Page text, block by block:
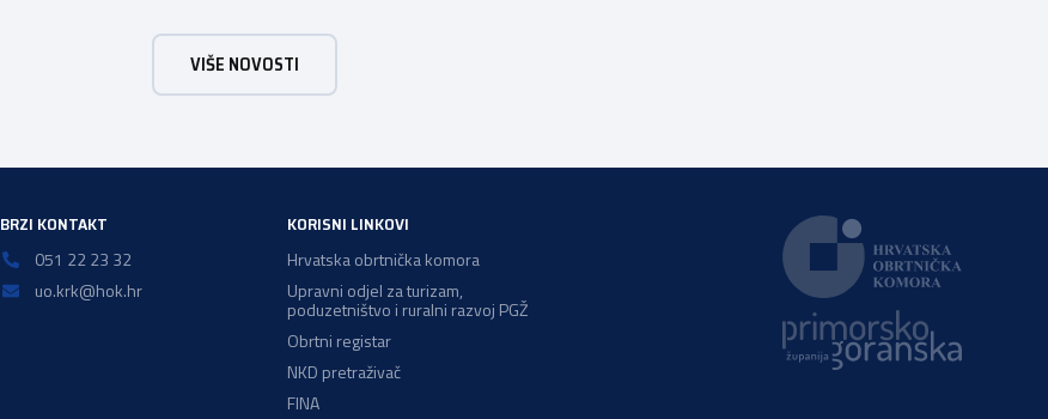
tranzicije službeno tumačenje Uredbe te njen utjecaj na
ugostiteljski sektor. Tumačenje prenosimo u cijelosti: […]
VIŠE NOVOSTI
BRZI KONTAKT
051 22 23 32
uo.krk@hok.hr
KORISNI LINKOVI
Hrvatska obrtnička komora
Upravni odjel za turizam,
poduzetništvo i ruralni razvoj PGŽ
Obrtni registar
NKD pretraživač
FINA